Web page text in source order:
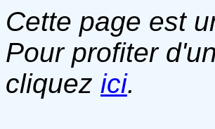
Cette page est
Pour profiter
cliquez ici.